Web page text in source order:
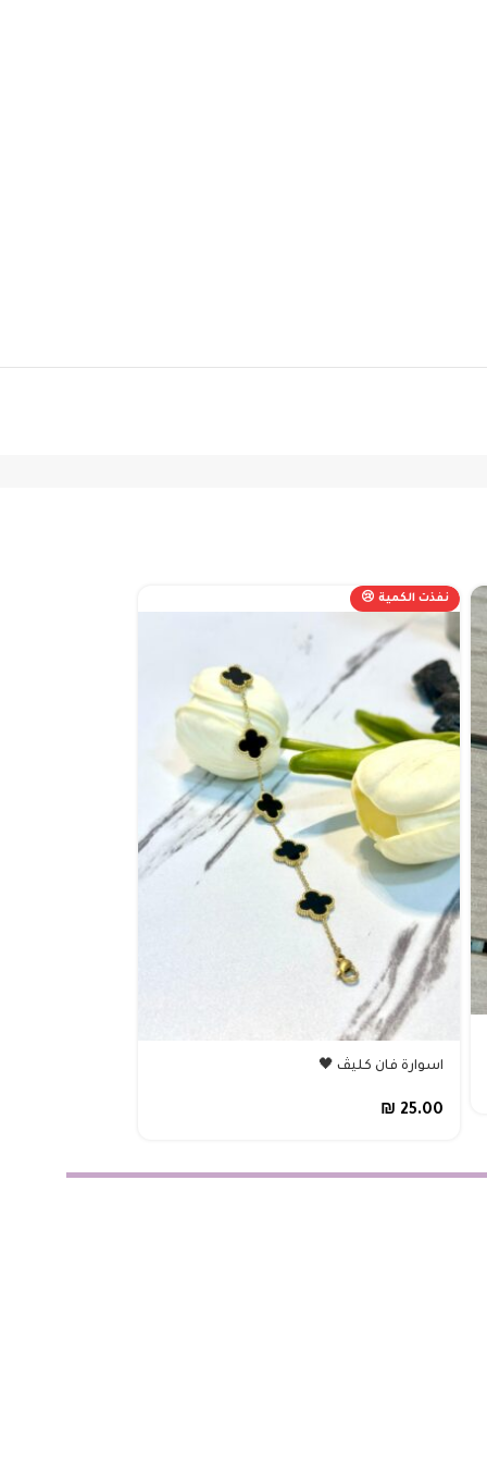
نفذت الكمية 😢
اسوارة فان كليڤ 🖤
₪ 25.00